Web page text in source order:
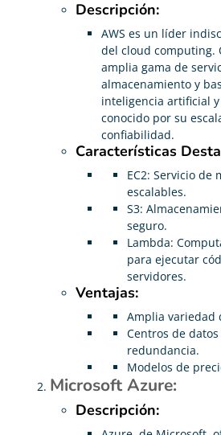
Descripción:
AWS es un líder
del cloud computing.
amplia gama de
almacenamiento y
inteligencia artificial y
conocido por su
confiabilidad.
Características
EC2: Servicio de
escalables.
S3:
seguro.
Lambda:
para ejecutar
servidores.
Ventajas:
Amplia variedad
Centros de
redundancia.
Modelos de
Microsoft Azure:
Descripción: